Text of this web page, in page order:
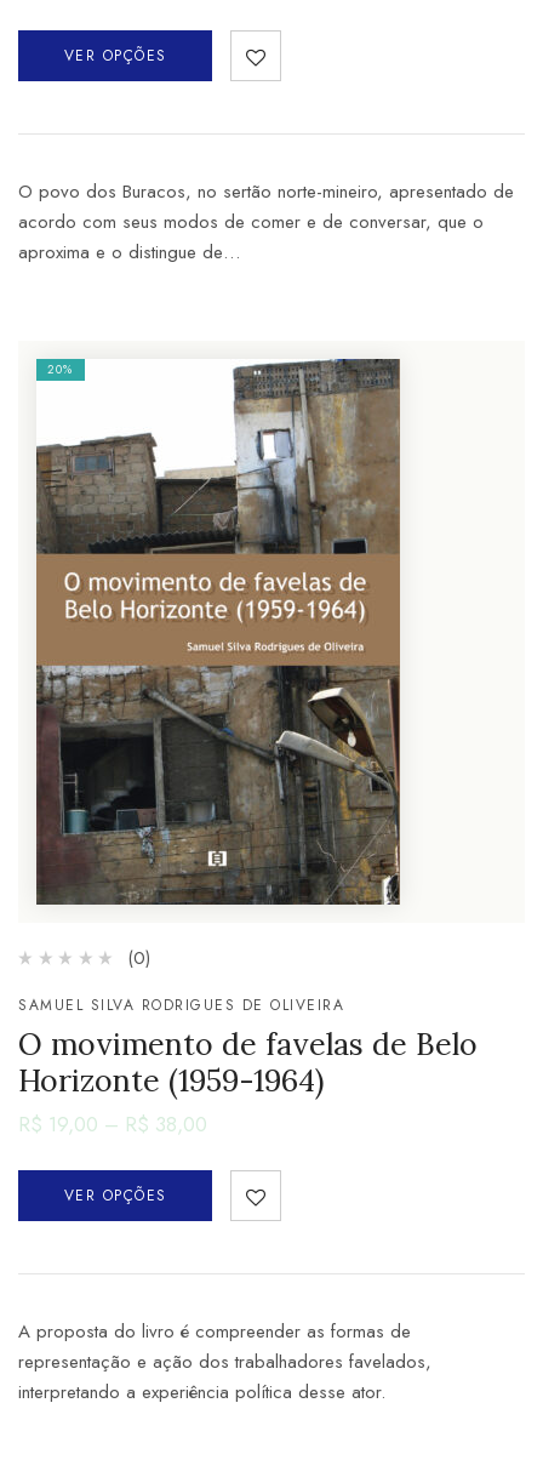
VER OPÇÕES
O povo dos Buracos, no sertão norte-mineiro, apresentado de
acordo com seus modos de comer e de conversar, que o
aproxima e o distingue de…
20%
(0)
SAMUEL SILVA RODRIGUES DE OLIVEIRA
O movimento de favelas de Belo
Horizonte (1959-1964)
R$ 19,00 – R$ 38,00
VER OPÇÕES
A proposta do livro é compreender as formas de
representação e ação dos trabalhadores favelados,
interpretando a experiência política desse ator.